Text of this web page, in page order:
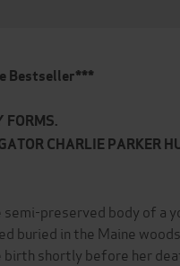
Bestseller***
FORMS.
CHARLIE PARKER
semi-preserved body of a
buried in the Maine
birth shortly before her